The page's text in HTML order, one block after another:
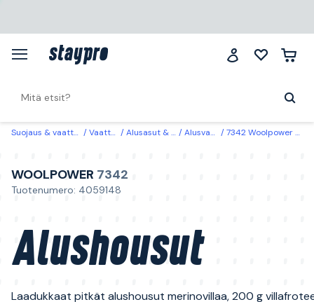
Suojaus & vaatteet Vaatteet Alusasut & sukat Alusvaatteet 7342 Woolpower Alushousut M
WOOLPOWER 7342
Tuotenumero: 4059148
Alushousut
Laadukkaat pitkät alushousut merinovillaa, 200 g